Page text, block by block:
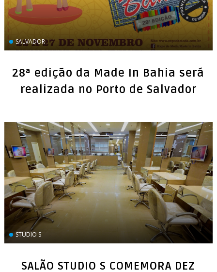
SALVADOR
28ª edição da Made In Bahia será
realizada no Porto de Salvador
STUDIO S
SALÃO STUDIO S COMEMORA DEZ